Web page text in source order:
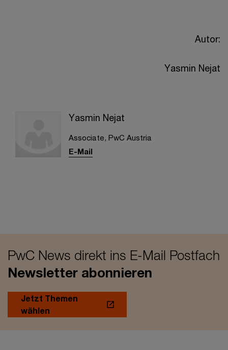
Autor:
Yasmin Nejat
Yasmin Nejat
Associate, PwC Austria
E-Mail
PwC News direkt ins E-Mail Postfach
Newsletter abonnieren
Jetzt Themen
wählen